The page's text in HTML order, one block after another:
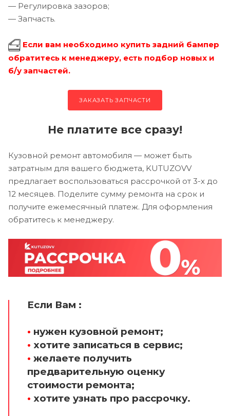
— Регулировка зазоров;
— Запчасть.
Если вам необходимо купить задний бампер
обратитесь к менеджеру, есть подбор новых и
б/у запчастей.
ЗАКАЗАТЬ ЗАПЧАСТИ
Не платите все сразу!
Кузовной ремонт автомобиля — может быть
затратным для вашего бюджета, KUTUZOVV
предлагает воспользоваться рассрочкой от 3-х до
12 месяцев. Поделите сумму ремонта на срок и
получите ежемесячный платеж. Для оформления
обратитесь к менеджеру.
Если Вам :
• нужен кузовной ремонт;
• хотите записаться в сервис;
• желаете получить
предварительную оценку
стоимости ремонта;
• хотите узнать про рассрочку.